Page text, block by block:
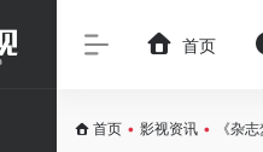
首页
首页 • 影视资讯 • 《杂